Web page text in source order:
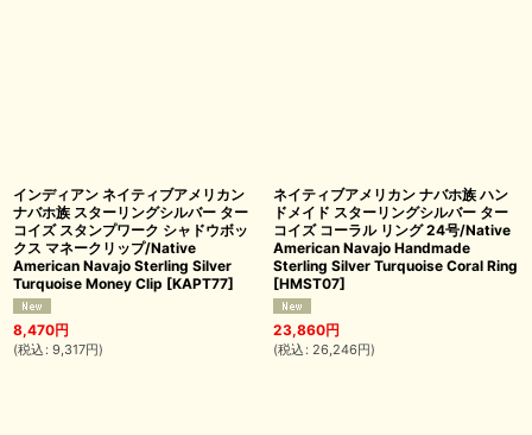
インディアン ネイティブアメリカン
ナバホ族 スターリングシルバー ター
コイズ スタンプワーク シャドウボッ
クス マネークリップ/Native
American Navajo Sterling Silver
Turquoise Money Clip [KAPT77]
8,470円
(税込 : 9,317円)
ネイティブアメリカン ナバホ族 ハン
ドメイド スターリングシルバー ター
コイズ コーラル リング 24号/Native
American Navajo Handmade
Sterling Silver Turquoise Coral Ring
[HMST07]
23,860円
(税込 : 26,246円)